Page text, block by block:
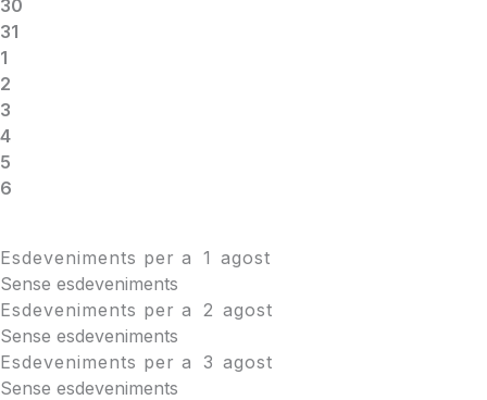
30
31
1
2
3
4
5
6
Esdeveniments per a 1 agost
Sense esdeveniments
Esdeveniments per a
2 agost
Sense esdeveniments
Esdeveniments per a 3 agost
Sense esdeveniments